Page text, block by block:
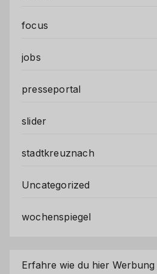
focus
jobs
presseportal
slider
stadtkreuznach
Uncategorized
wochenspiegel
Erfahre wie du hier